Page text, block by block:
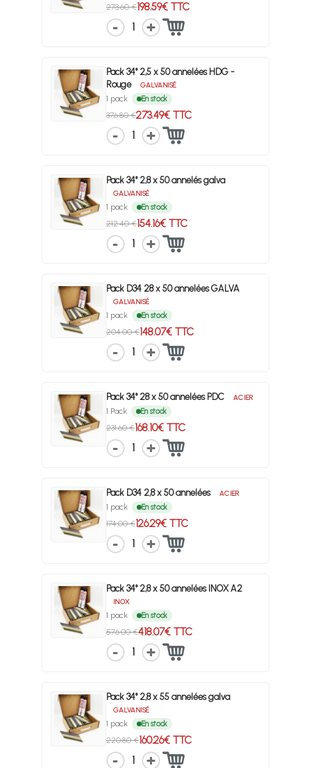
273.60 €198.59€ TTC
1
Pack 34° 2,5 x 50 annelées HDG -
Rouge
GALVANISÉ
1 pack En stock
376.80 €273.49€ TTC
1
Pack 34° 2,8 x 50 annelés galva
GALVANISÉ
1 pack En stock
212.40 €154.16€ TTC
1
Pack D34 28 x 50 annelées GALVA
GALVANISÉ
1 pack En stock
204.00 €148.07€ TTC
1
Pack 34° 28 x 50 annelées PDC ACIER
1 Pack En stock
231.60 €168.10€ TTC
1
Pack D34 2,8 x 50 annelées ACIER
1 pack En stock
174.00 €126.29€ TTC
1
Pack 34° 2,8 x 50 annelées INOX A2
INOX
1 pack En stock
576.00 €418.07€ TTC
1
Pack 34° 2,8 x 55 annelées galva
GALVANISÉ
1 pack En stock
220.80 €160.26€ TTC
1